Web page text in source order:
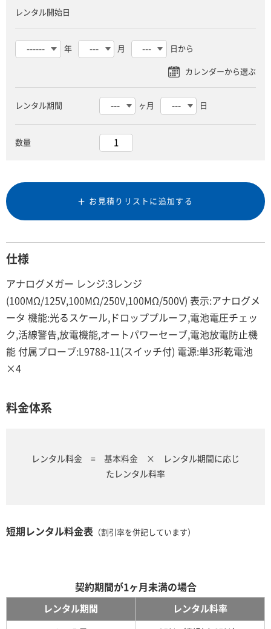
レンタル開始日
年 月 日から
レンタル期間 ヶ月 日
数量
お見積りリストに追加する
仕様
アナログメガー レンジ:3レンジ
(100MΩ/125V,100MΩ/250V,100MΩ/500V) 表示:アナログメ
ータ 機能:光るスケール,ドロッププルーフ,電池電圧チェッ
ク,活線警告,放電機能,オートパワーセーブ,電池放電防止機
能 付属プローブ:L9788-11(スイッチ付) 電源:単3形乾電池
×4
料金体系
レンタル料金 = 基本料金 × レンタル期間に応じ
たレンタル料率
短期レンタル料金表 （割引率を併記しています）
契約期間が1ヶ月未満の場合
レンタル期間 レンタル料率